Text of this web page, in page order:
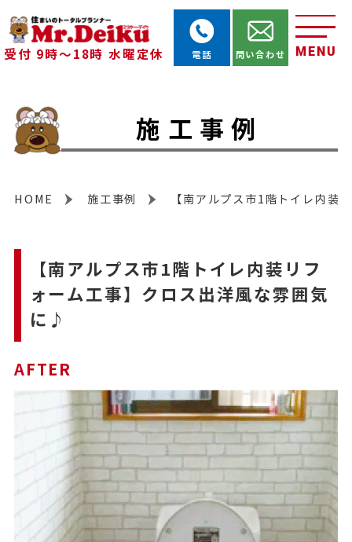
受付 9時～18時 水曜定休 MENU
電話 問い合わせ
施工事例
HOME 施工事例 【南アルプス市1階トイレ内装
【南アルプス市1階トイレ内装リフ
ォーム工事】クロス出洋風な雰囲気
に♪
AFTER